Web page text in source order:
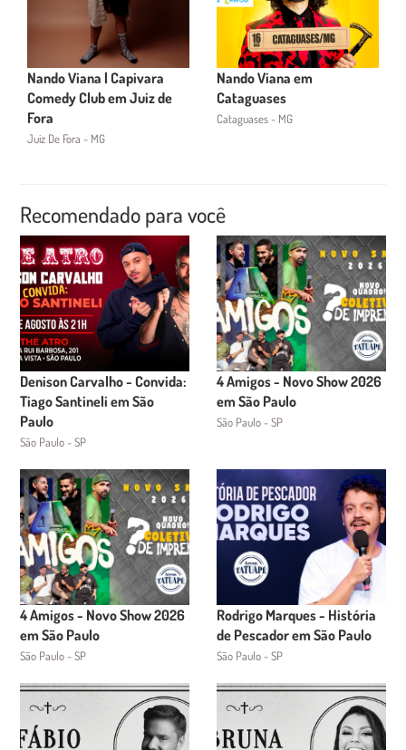
Nando Viana | Capivara
Comedy Club em Juiz de
Fora
Juiz De Fora - MG
Nando Viana em
Cataguases
Cataguases - MG
Recomendado para você
Denison Carvalho - Convida:
Tiago Santineli em São
Paulo
São Paulo - SP
4 Amigos - Novo Show 2026
em São Paulo
São Paulo - SP
4 Amigos - Novo Show 2026
em São Paulo
São Paulo - SP
Rodrigo Marques - História
de Pescador em São Paulo
São Paulo - SP